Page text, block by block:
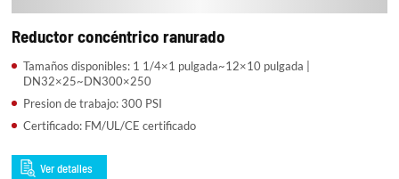
Reductor concéntrico ranurado
Tamaños disponibles: 1 1/4×1 pulgada~12×10 pulgada |
DN32×25~DN300×250
Presion de trabajo: 300 PSI
Certificado: FM/UL/CE certificado
Ver detalles